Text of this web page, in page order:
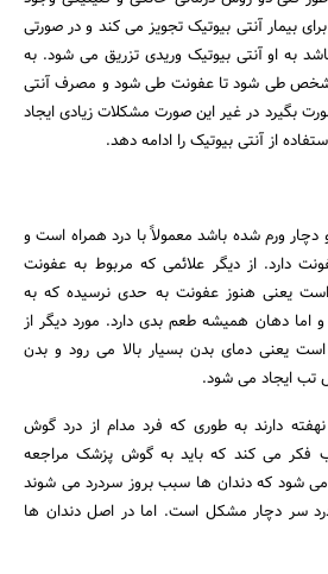
جستجو
بیمار آنتی بیوتیک تجویز می کند و در صورتی
به او آنتی بیوتیک وریدی تزریق می شود. به
طی شود تا عفونت طی شود و مصرف آنتی
بگیرد در غیر این صورت مشکلات زیادی ایجاد
از آنتی بیوتیک را ادامه دهد.
ورم شده باشد معمولاً با درد همراه است و
دارد. از دیگر علائمی که مربوط به عفونت
یعنی هنوز عفونت به حدی نرسیده که به
دهان همیشه طعم بدی دارد. مورد دیگر از
یعنی دمای بدن بسیار بالا می رود و بدن
ایجاد می شود.
دارند به طوری که فرد مدام از درد گوش
فکر می کند که باید به گوش پزشک مراجعه
می شود که دندان ها سبب بروز سردرد می شوند
سر دچار مشکل است. اما در اصل دندان ها